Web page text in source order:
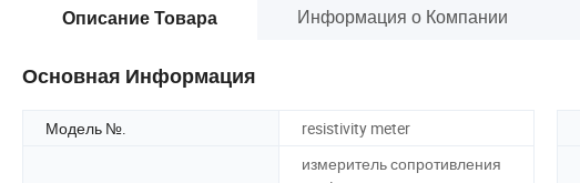
Описание Товара Информация о Компании
Основная Информация
Модель №. resistivity meter
измеритель сопротивления